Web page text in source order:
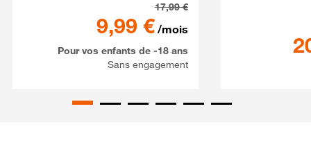
17,99€
9,99 € /mois
Pour vos enfants de -18 ans
Sans engagement